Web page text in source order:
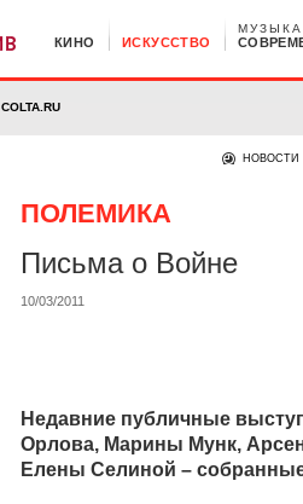
КИНО ИСКУССТВО
МУЗЫКА
COLTA.RU
НОВОСТИ
ПОЛЕМИКА
Письма о Войне
10/03/2011
Недавние публичные
Орлова, Марины Мунк,
Елены Селиной –